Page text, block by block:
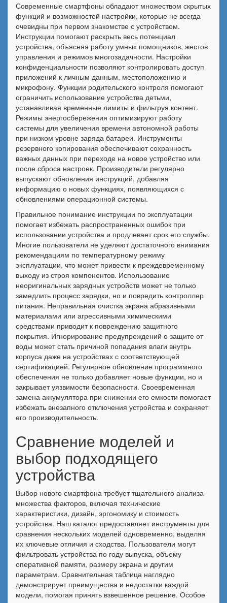
Современные смартфоны обладают множеством скрытых
функций и возможностей настройки, которые не всегда
очевидны при первом знакомстве с устройством.
Инструкции помогают раскрыть весь потенциал
устройства, объясняя работу умных помощников, жестов
управления и режимов многозадачности. Настройки
конфиденциальности позволяют контролировать доступ
приложений к личным данным, местоположению и
микрофону. Функции родительского контроля помогают
ограничить использование устройства детьми,
устанавливая временные лимиты и фильтруя контент.
Режимы энергосбережения оптимизируют работу
системы для увеличения времени автономной работы
при низком уровне заряда батареи. Инструменты
резервного копирования обеспечивают сохранность
важных данных при переходе на новое устройство или
после сброса настроек. Производители регулярно
выпускают обновления инструкций, добавляя
информацию о новых функциях, появляющихся с
обновлениями операционной системы.
Правильное понимание инструкции по эксплуатации
помогает избежать распространенных ошибок при
использовании устройства и продлевает срок его службы.
Многие пользователи не уделяют достаточного внимания
рекомендациям по температурному режиму
эксплуатации, что может привести к преждевременному
выходу из строя компонентов. Использование
неоригинальных зарядных устройств может не только
замедлить процесс зарядки, но и повредить контроллер
питания. Неправильная очистка экрана абразивными
материалами или агрессивными химическими
средствами приводит к повреждению защитного
покрытия. Игнорирование предупреждений о защите от
воды может стать причиной попадания влаги внутрь
корпуса даже на устройствах с соответствующей
сертификацией. Регулярное обновление программного
обеспечения не только добавляет новые функции, но и
закрывает уязвимости безопасности. Своевременная
замена аккумулятора при снижении его емкости помогает
избежать внезапного отключения устройства и сохраняет
его производительность.
Сравнение моделей и
выбор подходящего
устройства
Выбор нового смартфона требует тщательного анализа
множества факторов, включая технические
характеристики, дизайн, эргономику и стоимость
устройства. Наш каталог предоставляет инструменты для
сравнения нескольких моделей одновременно, выделяя
их ключевые отличия и сходства. Пользователи могут
фильтровать устройства по году выпуска, объему
оперативной памяти, размеру экрана и другим
параметрам. Сравнительная таблица наглядно
демонстрирует преимущества и недостатки каждой
модели, помогая принять взвешенное решение. Особое